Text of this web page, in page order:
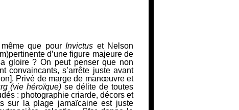
que pour Invictus et Nelson
d’une figure majeure de
gloire ? On peut penser que non
convaincants, s’arrête juste avant
Privé de marge de manœuvre et
(vie héroïque) se délite de toutes
: photographie criarde, décors et
sur la plage jamaïcaine est juste